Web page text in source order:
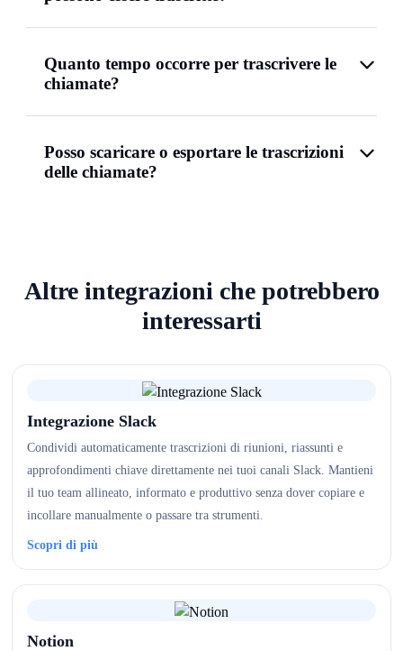
Quanto tempo occorre per trascrivere le
chiamate?
Posso scaricare o esportare le trascrizioni
delle chiamate?
Altre integrazioni che potrebbero
interessarti
Integrazione Slack
Condividi automaticamente trascrizioni di riunioni, riassunti e
approfondimenti chiave direttamente nei tuoi canali Slack. Mantieni
il tuo team allineato, informato e produttivo senza dover copiare e
incollare manualmente o passare tra strumenti.
Scopri di più
Notion